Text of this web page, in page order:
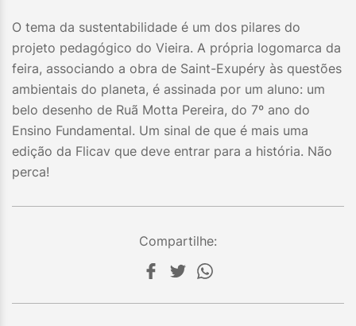
O tema da sustentabilidade é um dos pilares do
projeto pedagógico do Vieira. A própria logomarca da
feira, associando a obra de Saint-Exupéry às questões
ambientais do planeta, é assinada por um aluno: um
belo desenho de Ruã Motta Pereira, do 7º ano do
Ensino Fundamental. Um sinal de que é mais uma
edição da Flicav que deve entrar para a história. Não
perca!
Compartilhe: